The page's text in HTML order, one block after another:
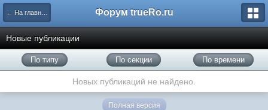
← На главную Форум trueRo.ru
Новые публикации
По типу По секции По времени
Новых публикаций не найдено.
Полная версия